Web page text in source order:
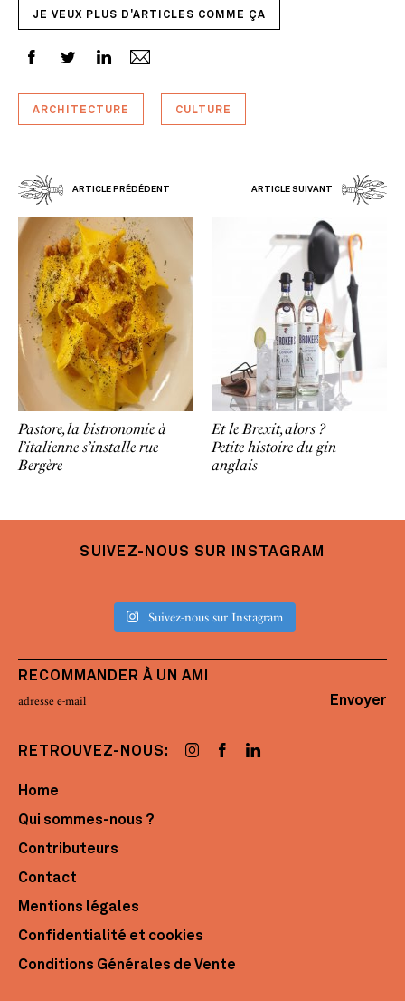
JE VEUX PLUS D'ARTICLES COMME ÇA
ARCHITECTURE CULTURE
ARTICLE PRÉDÉDENT ARTICLE SUIVANT
Pastore, la bistronomie à
l’italienne s’installe rue
Bergère
Et le Brexit, alors ?
Petite histoire du gin
anglais
SUIVEZ-NOUS SUR INSTAGRAM
Suivez-nous sur Instagram
RECOMMANDER À UN AMI
Envoyer
RETROUVEZ-NOUS:
Home
Qui sommes-nous ?
Contributeurs
Contact
Mentions légales
Confidentialité et cookies
Conditions Générales de Vente